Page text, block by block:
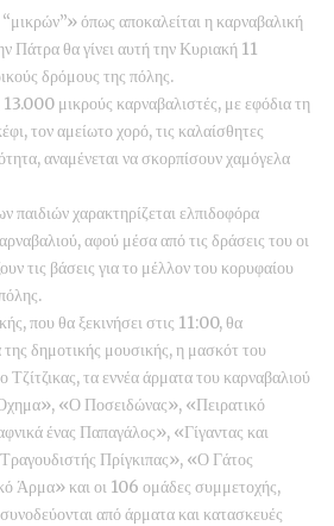
όπως αποκαλείται η καρναβαλική
Πάτρα θα γίνει αυτή την Κυριακή 11
δρόμους της πόλης.
μικρούς καρναβαλιστές, με εφόδια τη
τον αμείωτο χορό, τις καλαίσθητες
αναμένεται να σκορπίσουν χαμόγελα
παιδιών χαρακτηρίζεται ελπιδοφόρα
αφού μέσα από τις δράσεις του οι
τις βάσεις για το μέλλον του κορυφαίου
που θα ξεκινήσει στις 11:00, θα
δημοτικής μουσικής, η μασκότ του
Τζίτζικας, τα εννέα άρματα του καρναβαλιού
«Ο Ποσειδώνας», «Πειρατικό
ένας Παπαγάλος», «Γίγαντας και
Πρίγκιπας», «Ο Γάτος
Άρμα» και οι 106 ομάδες συμμετοχής,
από άρματα και κατασκευές